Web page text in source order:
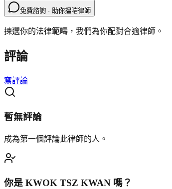
免費諮詢 · 助你搵啱律師
揀選你的法律範疇，我們為你配對合適律師。
評論
寫評論
暫無評論
成為第一個評論此律師的人。
你是 KWOK TSZ KWAN 嗎？